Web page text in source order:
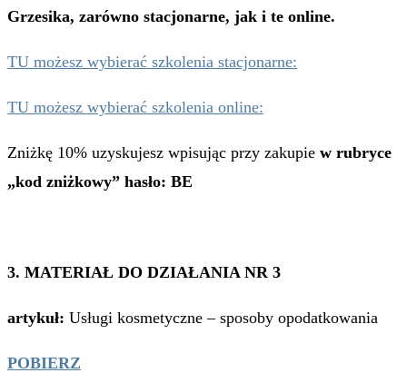
Grzesika, zarówno stacjonarne, jak i te online.
TU możesz wybierać szkolenia stacjonarne:
TU możesz wybierać szkolenia online:
Zniżkę 10% uzyskujesz wpisując przy zakupie w rubryce
„kod zniżkowy” hasło: BE
3. MATERIAŁ DO DZIAŁANIA NR 3
artykuł: Usługi kosmetyczne – sposoby opodatkowania
POBIERZ